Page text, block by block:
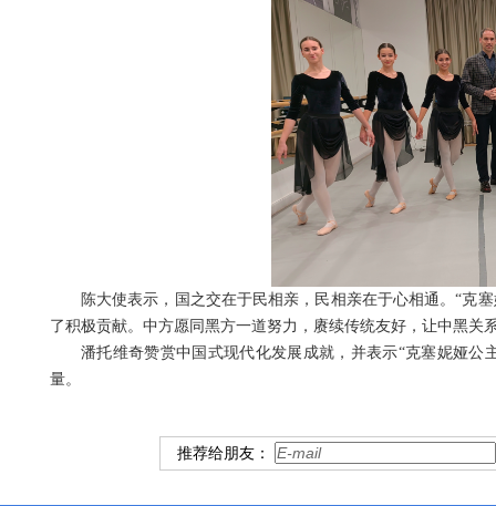
陈大使表示，国之交在于民相亲，民相亲在于心相通。“克
了积极贡献。中方愿同黑方一道努力，赓续传统友好，让中黑关
潘托维奇赞赏中国式现代化发展成就，并表示“克塞妮娅
量。
推荐给朋友：